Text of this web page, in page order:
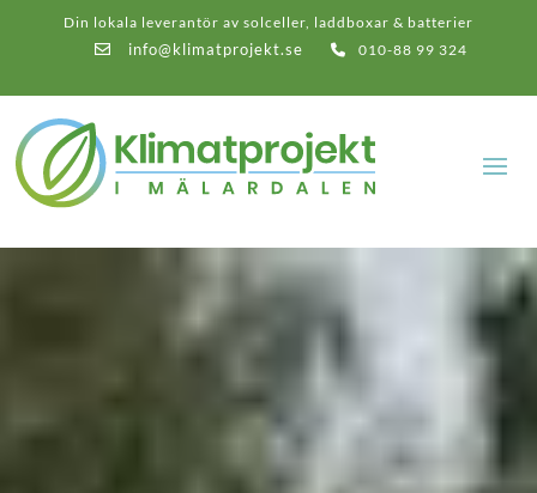
Din lokala leverantör av solceller, laddboxar & batterier
info@klimatprojekt.se 010-88 99 324